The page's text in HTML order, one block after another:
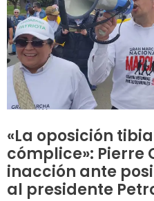
«La oposición
cómplice»: Pierre
inacción ante
al presidente